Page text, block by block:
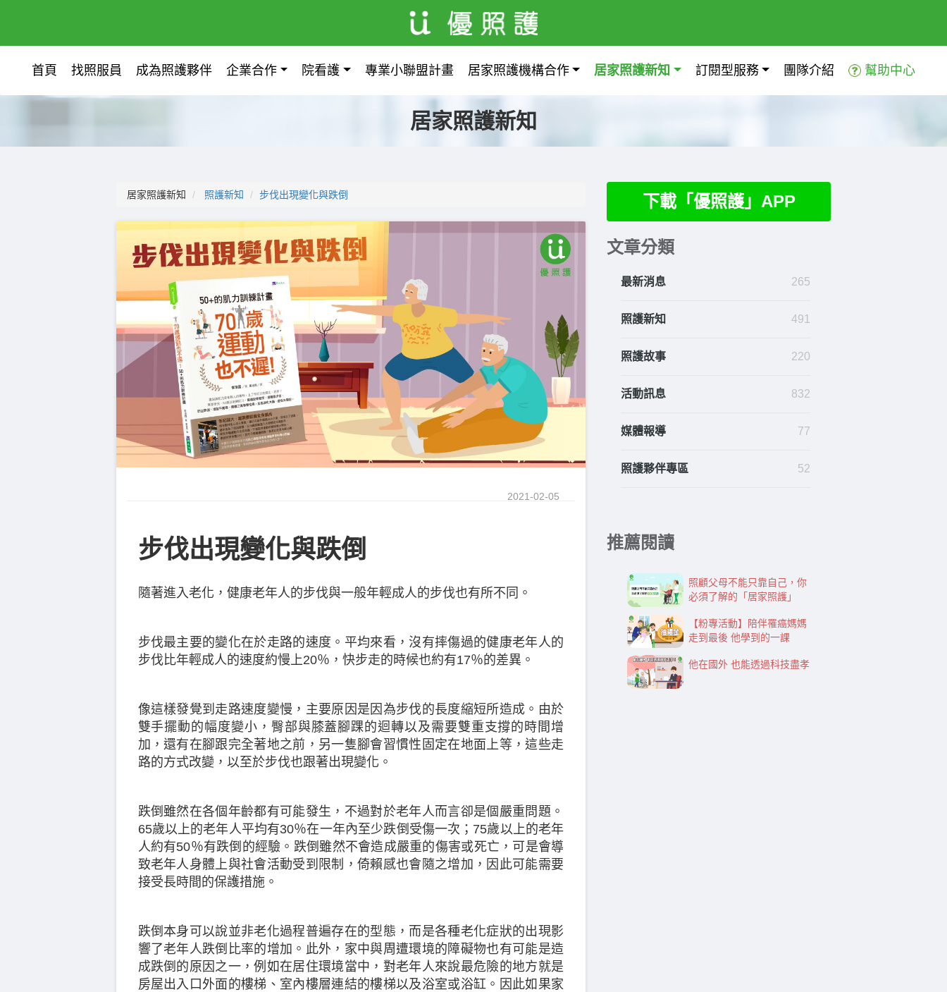
首頁 找照服員 成為照護夥伴 企業合作 院看護 專業小聯盟計畫 居家照護機構合作 居家照護新知 訂閱型服務 團隊介紹 幫助中心
居家照護新知
居家照護新知 照護新知 步伐出現變化與跌倒
2021-02-05
步伐出現變化與跌倒
隨著進入老化，健康老年人的步伐與一般年輕成人的步伐也有所不同。
步伐最主要的變化在於走路的速度。平均來看，沒有摔傷過的健康老年人的
步伐比年輕成人的速度約慢上20％，快步走的時候也約有17％的差異。
像這樣發覺到走路速度變慢，主要原因是因為步伐的長度縮短所造成。由於
雙手擺動的幅度變小，臀部與膝蓋腳踝的迴轉以及需要雙重支撐的時間增
加，還有在腳跟完全著地之前，另一隻腳會習慣性固定在地面上等，這些走
路的方式改變，以至於步伐也跟著出現變化。
跌倒雖然在各個年齡都有可能發生，不過對於老年人而言卻是個嚴重問題。
65歲以上的老年人平均有30％在一年內至少跌倒受傷一次；75歲以上的老年
人約有50％有跌倒的經驗。跌倒雖然不會造成嚴重的傷害或死亡，可是會導
致老年人身體上與社會活動受到限制，倚賴感也會隨之增加，因此可能需要
接受長時間的保護措施。
跌倒本身可以說並非老化過程普遍存在的型態，而是各種老化症狀的出現影
響了老年人跌倒比率的增加。此外，家中與周遭環境的障礙物也有可能是造
成跌倒的原因之一，例如在居住環境當中，對老年人來說最危險的地方就是
房屋出入口外面的樓梯、室內樓層連結的樓梯以及浴室或浴缸。因此如果家
下載「優照護」APP
文章分類
最新消息 265
照護新知 491
照護故事 220
活動訊息 832
媒體報導 77
照護夥伴專區 52
推薦閱讀
照顧父母不能只靠自己，你
必須了解的「居家照護」
【粉專活動】陪伴罹癌媽媽
走到最後 他學到的一課
他在國外 也能透過科技盡孝